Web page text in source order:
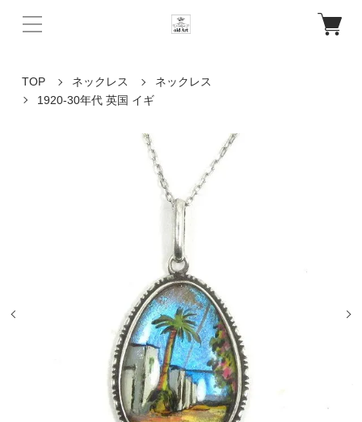
TOP ネックレス
ネックレス
1920-30年代 英国 イギ